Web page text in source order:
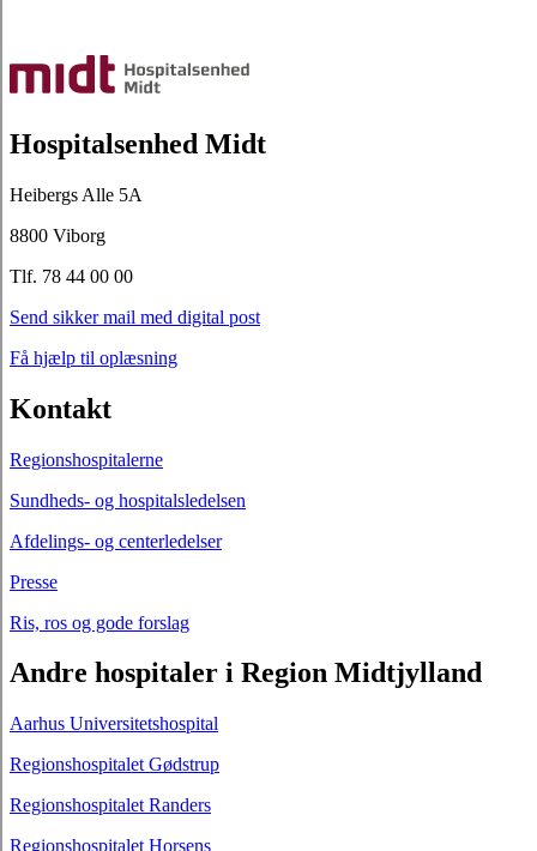
Hospitalsenhed Midt
Heibergs Alle 5A
8800 Viborg
Tlf. 78 44 00 00
Send sikker mail med digital post
Få hjælp til oplæsning
Kontakt
Regionshospitalerne
Sundheds- og hospitalsledelsen
Afdelings- og centerledelser
Presse
Ris, ros og gode forslag
Andre hospitaler i Region Midtjylland
Aarhus Universitetshospital
Regionshospitalet Gødstrup
Regionshospitalet Randers
Regionshospitalet Horsens